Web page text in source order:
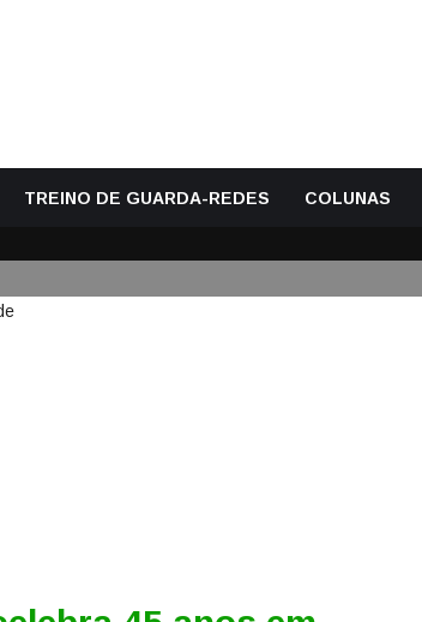
TREINO DE GUARDA-REDES COLUNAS